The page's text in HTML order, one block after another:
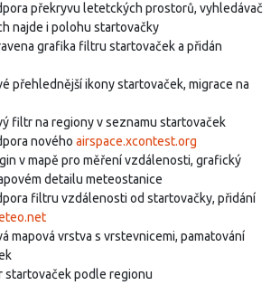
překryvu letetckých prostorů, vyhledávač
najde i polohu startovačky
grafika filtru startovaček a přidán
přehlednější ikony startovaček, migrace na
filtr na regiony v seznamu startovaček
nového airspace.xcontest.org
v mapě pro měření vzdálenosti, grafický
detailu meteostanice
filtru vzdálenosti od startovačky, přidání
mapová vrstva s vrstevnicemi, pamatování
startovaček podle regionu